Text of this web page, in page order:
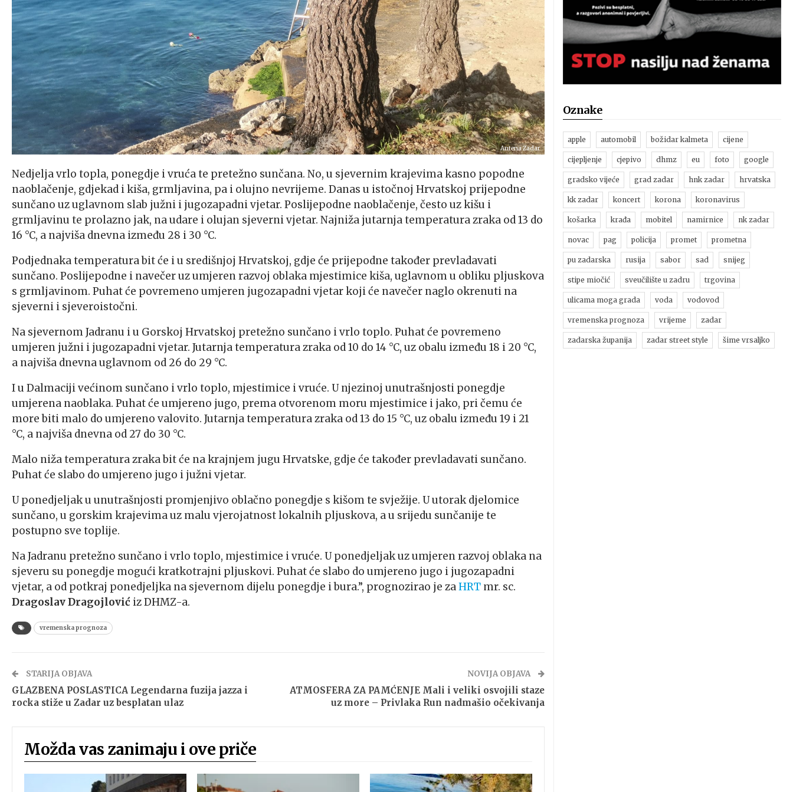
Antena Zadar
Nedjelja vrlo topla, ponegdje i vruća te pretežno sunčana. No, u sjevernim krajevima kasno popodne
naoblačenje, gdjekad i kiša, grmljavina, pa i olujno nevrijeme. Danas u istočnoj Hrvatskoj prijepodne
sunčano uz uglavnom slab južni i jugozapadni vjetar. Poslijepodne naoblačenje, često uz kišu i
grmljavinu te prolazno jak, na udare i olujan sjeverni vjetar. Najniža jutarnja temperatura zraka od 13 do
16 °C, a najviša dnevna između 28 i 30 °C.
Podjednaka temperatura bit će i u središnjoj Hrvatskoj, gdje će prijepodne također prevladavati
sunčano. Poslijepodne i navečer uz umjeren razvoj oblaka mjestimice kiša, uglavnom u obliku pljuskova
s grmljavinom. Puhat će povremeno umjeren jugozapadni vjetar koji će navečer naglo okrenuti na
sjeverni i sjeveroistočni.
Na sjevernom Jadranu i u Gorskoj Hrvatskoj pretežno sunčano i vrlo toplo. Puhat će povremeno
umjeren južni i jugozapadni vjetar. Jutarnja temperatura zraka od 10 do 14 °C, uz obalu između 18 i 20 °C,
a najviša dnevna uglavnom od 26 do 29 °C.
I u Dalmaciji većinom sunčano i vrlo toplo, mjestimice i vruće. U njezinoj unutrašnjosti ponegdje
umjerena naoblaka. Puhat će umjereno jugo, prema otvorenom moru mjestimice i jako, pri čemu će
more biti malo do umjereno valovito. Jutarnja temperatura zraka od 13 do 15 °C, uz obalu između 19 i 21
°C, a najviša dnevna od 27 do 30 °C.
Malo niža temperatura zraka bit će na krajnjem jugu Hrvatske, gdje će također prevladavati sunčano.
Puhat će slabo do umjereno jugo i južni vjetar.
U ponedjeljak u unutrašnjosti promjenjivo oblačno ponegdje s kišom te svježije. U utorak djelomice
sunčano, u gorskim krajevima uz malu vjerojatnost lokalnih pljuskova, a u srijedu sunčanije te
postupno sve toplije.
Na Jadranu pretežno sunčano i vrlo toplo, mjestimice i vruće. U ponedjeljak uz umjeren razvoj oblaka na
sjeveru su ponegdje mogući kratkotrajni pljuskovi. Puhat će slabo do umjereno jugo i jugozapadni
vjetar, a od potkraj ponedjeljka na sjevernom dijelu ponegdje i bura.”, prognozirao je zaHRT mr. sc.
Dragoslav Dragojlović iz DHMZ-a.
vremenska prognoza
STARIJA OBJAVA
GLAZBENA POSLASTICA Legendarna fuzija jazza i
rocka stiže u Zadar uz besplatan ulaz
NOVIJA OBJAVA
ATMOSFERA ZA PAMĆENJE Mali i veliki osvojili staze
uz more – Privlaka Run nadmašio očekivanja
Možda vas zanimaju i ove priče
Oznake
apple automobil božidar kalmeta cijene
cijepljenje cjepivo dhmz eu foto google
gradsko vijeće grad zadar hnk zadar hrvatska
kk zadar koncert korona koronavirus
košarka krađa mobitel namirnice nk zadar
novac pag policija promet prometna
pu zadarska rusija sabor sad snijeg
stipe miočić sveučilište u zadru trgovina
ulicama moga grada voda vodovod
vremenska prognoza vrijeme zadar
zadarska županija zadar street style šime vrsaljko